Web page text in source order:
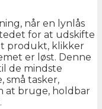
når en lynlås
for at udskifte
produkt, klikker
er løst. Denne
de mindste
små tasker,
at bruge, holdbar